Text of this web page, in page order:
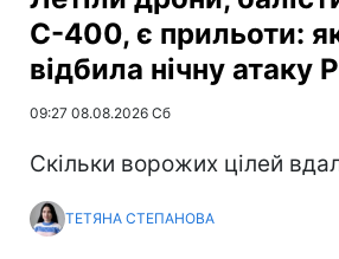
С-400, є прильоти:
відбила нічну атаку
09:27 08.08.2026 Сб
Скільки ворожих цілей
ТЕТЯНА СТЕПАНОВА